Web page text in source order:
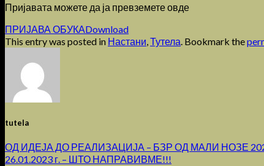
Пријавата можете да ја превземете овде
ПРИЈАВА ОБУКАDownload
This entry was posted in Настани,Тутела. Bookmark the
tutela
ОД ИДЕЈА ДО РЕАЛИЗАЦИЈА – БЗР ОД МАЛИ НОЗЕ
26.01.2023 г. – ШТО НАПРАВИВМЕ!!!